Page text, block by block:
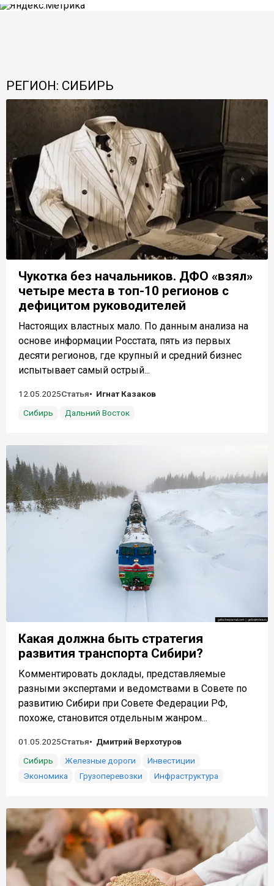
РЕГИОН: СИБИРЬ
Чукотка без начальников. ДФО «взял»
четыре места в топ-10 регионов с
дефицитом руководителей
Настоящих властных мало. По данным анализа на
основе информации Росстата, пять из первых
десяти регионов, где крупный и средний бизнес
испытывает самый острый...
12.05.2025Статья
Игнат Казаков
Сибирь
Дальний Восток
Какая должна быть стратегия
развития транспорта Сибири?
Комментировать доклады, представляемые
разными экспертами и ведомствами в Совете по
развитию Сибири при Совете Федерации РФ,
похоже, становится отдельным жанром...
01.05.2025Статья
Дмитрий Верхотуров
Сибирь
Железные дороги
Инвестиции
Экономика
Грузоперевозки Инфраструктура